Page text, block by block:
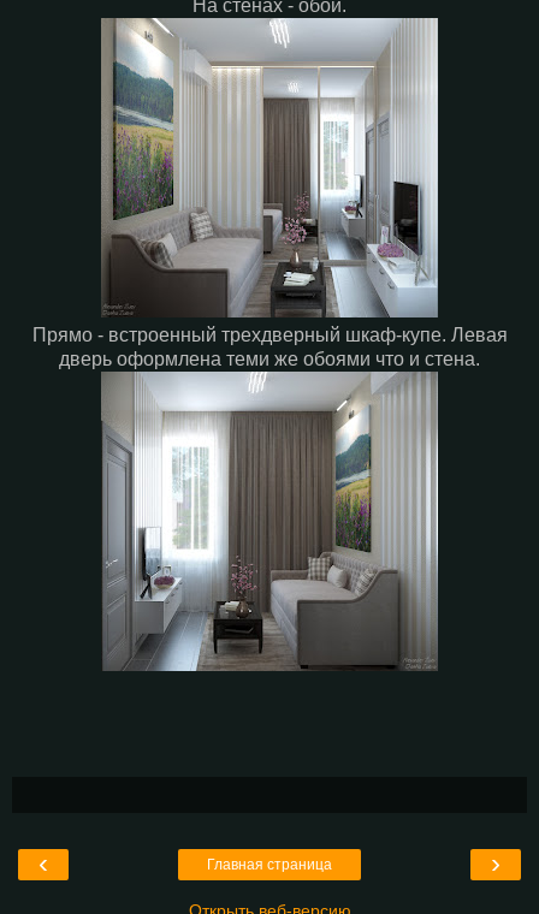
На стенах - обои.
Прямо - встроенный трехдверный шкаф-купе. Левая
дверь оформлена теми же обоями что и стена.
‹ ›
Главная страница
Открыть веб-версию